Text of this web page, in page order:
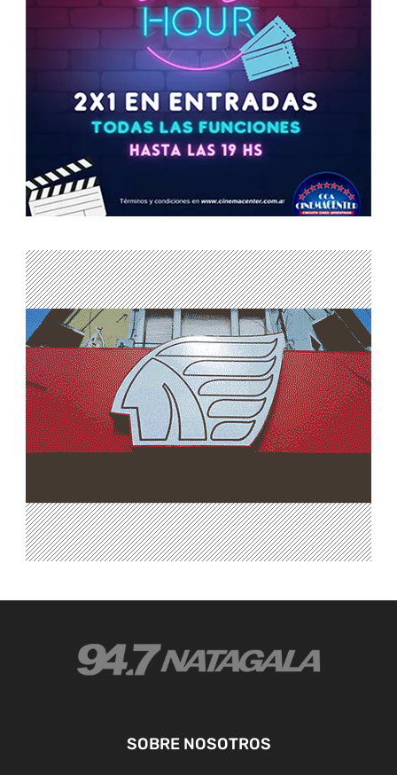
SOBRE NOSOTROS